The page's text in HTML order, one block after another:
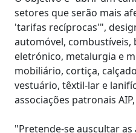
setores que serão mais
'tarifas recíprocas'",
automóvel,
eletrónico, metalurgia e
mobiliário, cortiça,
vestuário, têxtil-lar e
associações patronais AIP,
"Pretende-se auscultar as